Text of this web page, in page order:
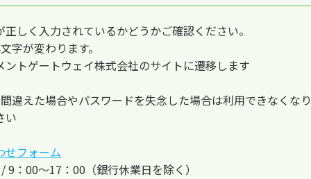
しく入力されているかどうかご確認ください。
字が変わります。
トゲートウェイ株式会社のサイトに遷移します
違えた場合やパスワードを失念した場合は利用できなくな
い
せフォーム
00～17：00（銀行休業日を除く）